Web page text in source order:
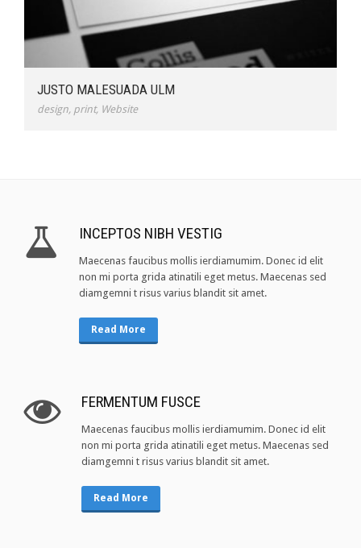
JUSTO MALESUADA ULM
design, print, Website
INCEPTOS NIBH VESTIG
Maecenas faucibus mollis ierdiamumim. Donec id elit
non mi porta grida atinatili eget metus. Maecenas sed
diamgemni t risus varius blandit sit amet.
Read More
FERMENTUM FUSCE
Maecenas faucibus mollis ierdiamumim. Donec id elit
non mi porta grida atinatili eget metus. Maecenas sed
diamgemni t risus varius blandit sit amet.
Read More